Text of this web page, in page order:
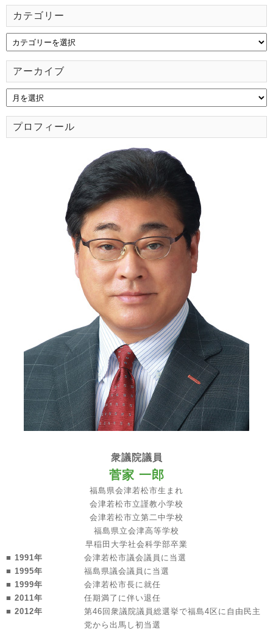
カテゴリー
アーカイブ
プロフィール
衆議院議員
菅家 一郎
福島県会津若松市生まれ
会津若松市立謹教小学校
会津若松市立第二中学校
福島県立会津高等学校
早稲田大学社会科学部卒業
■ 1991年
会津若松市議会議員に当選
■ 1995年
福島県議会議員に当選
■ 1999年
会津若松市長に就任
■ 2011年
任期満了に伴い退任
■ 2012年
第46回衆議院議員総選挙で福島4区に自由民主
党から出馬し初当選